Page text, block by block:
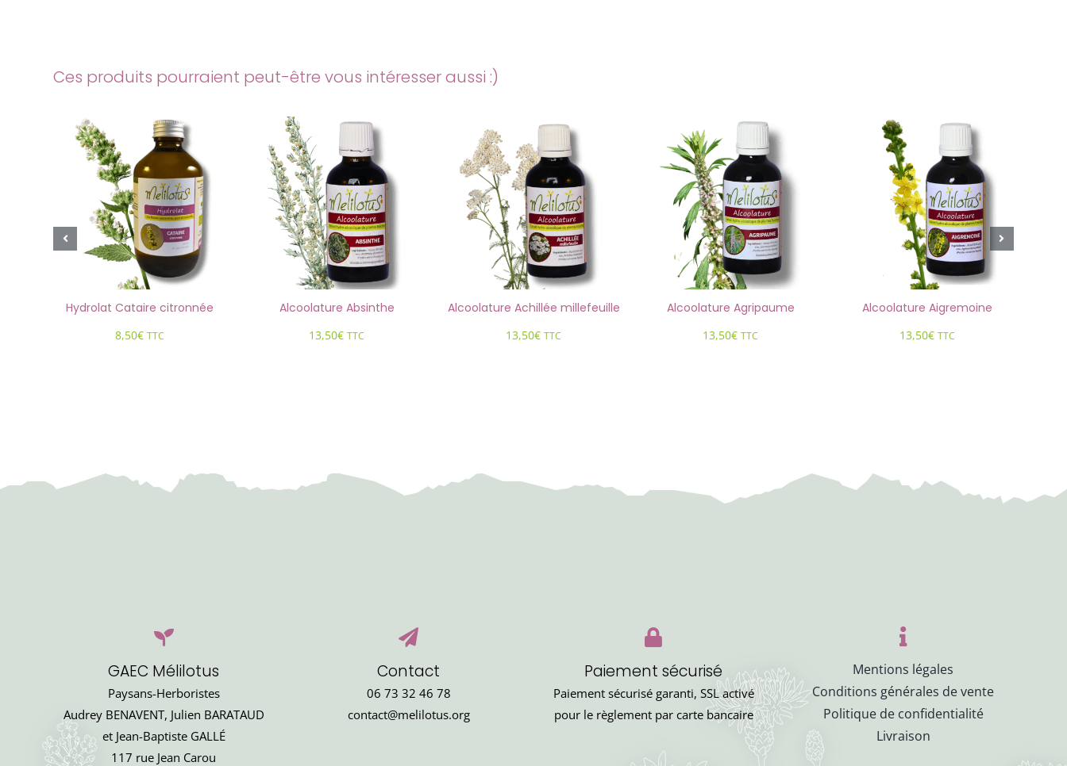
Ces produits pourraient peut-être vous intéresser aussi :)
citronnée Alcoolature Absinthe Alcoolature Achillée millefeuille Alcoolature Agripaume Alcoolature Aigremoine Alcoolature Ail des ours
GAEC Mélilotus
Paysans-Herboristes
Audrey BENAVENT, Julien BARATAUD
et Jean-Baptiste GALLÉ
117 rue Jean Carou
Contact
06 73 32 46 78
contact@melilotus.org
Paiement sécurisé
Paiement sécurisé garanti, SSL activé
pour le règlement par carte bancaire
Mentions légales
Conditions générales de vente
Politique de confidentialité
Livraison